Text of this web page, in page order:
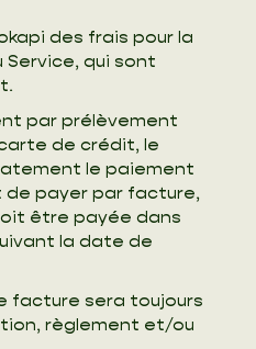
des frais pour la
qui sont
par prélèvement
de crédit, le
le paiement
de payer par facture,
être payée dans
la date de
facture sera toujours
règlement et/ou